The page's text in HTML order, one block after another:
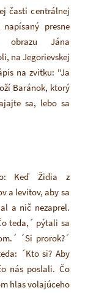
časti centrálnej
presne
obrazu Jána
na Jegorievskej
na zvitku: "Ja
Baránok, ktorý
sa, lebo sa
Keď Židia z
a levitov, aby sa
a nič nezaprel.
teda,´ pýtali sa
´Si prorok?´
´Kto si? Aby
nás poslali. Čo
hlas volajúceho